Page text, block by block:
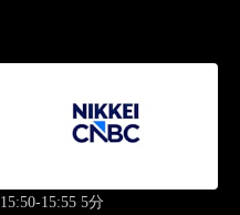
15:50-15:55 5分